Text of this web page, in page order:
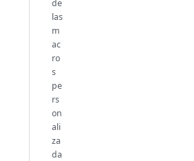
de
las
m
ac
ro
s
pe
rs
on
ali
za
da